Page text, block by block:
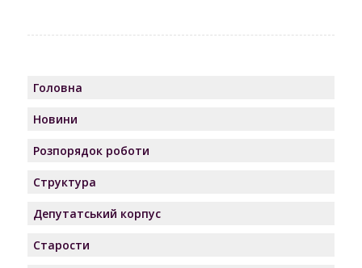
Головна
Новини
Розпорядок роботи
Структура
Депутатський корпус
Старости